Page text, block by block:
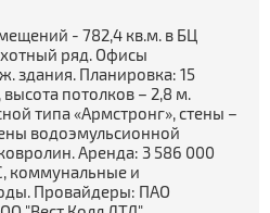
- 782,4 кв.м. в БЦ
ряд. Офисы
здания. Планировка: 15
потолков – 2,8 м.
типа «Армстронг», стены –
водоэмульсионной
Аренда: 3 586 000
коммунальные и
Провайдеры: ПАО